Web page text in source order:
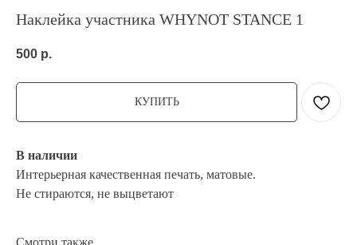
Наклейка участника WHYNOT STANCE 1
500 р.
КУПИТЬ
В наличии
Интерьерная качественная печать, матовые.
Не стираются, не выцветают